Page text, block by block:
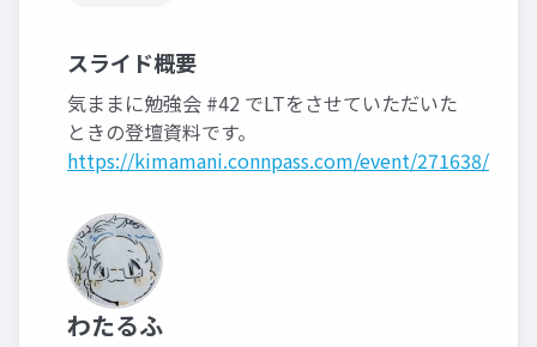
スライド概要
気ままに勉強会 #42 でLTをさせていただいた
ときの登壇資料です。
https://kimamani.connpass.com/event/271638/
わたるふ